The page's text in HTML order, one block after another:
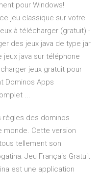
pour Windows!
jeu classique sur votre
à télécharger (gratuit) -
des jeux java de type jar
jeux java sur téléphone
jeux gratuit pour
Dominos Apps
...
règles des dominos
monde. Cette version
tellement son
Jeu Français Gratuit
est une application